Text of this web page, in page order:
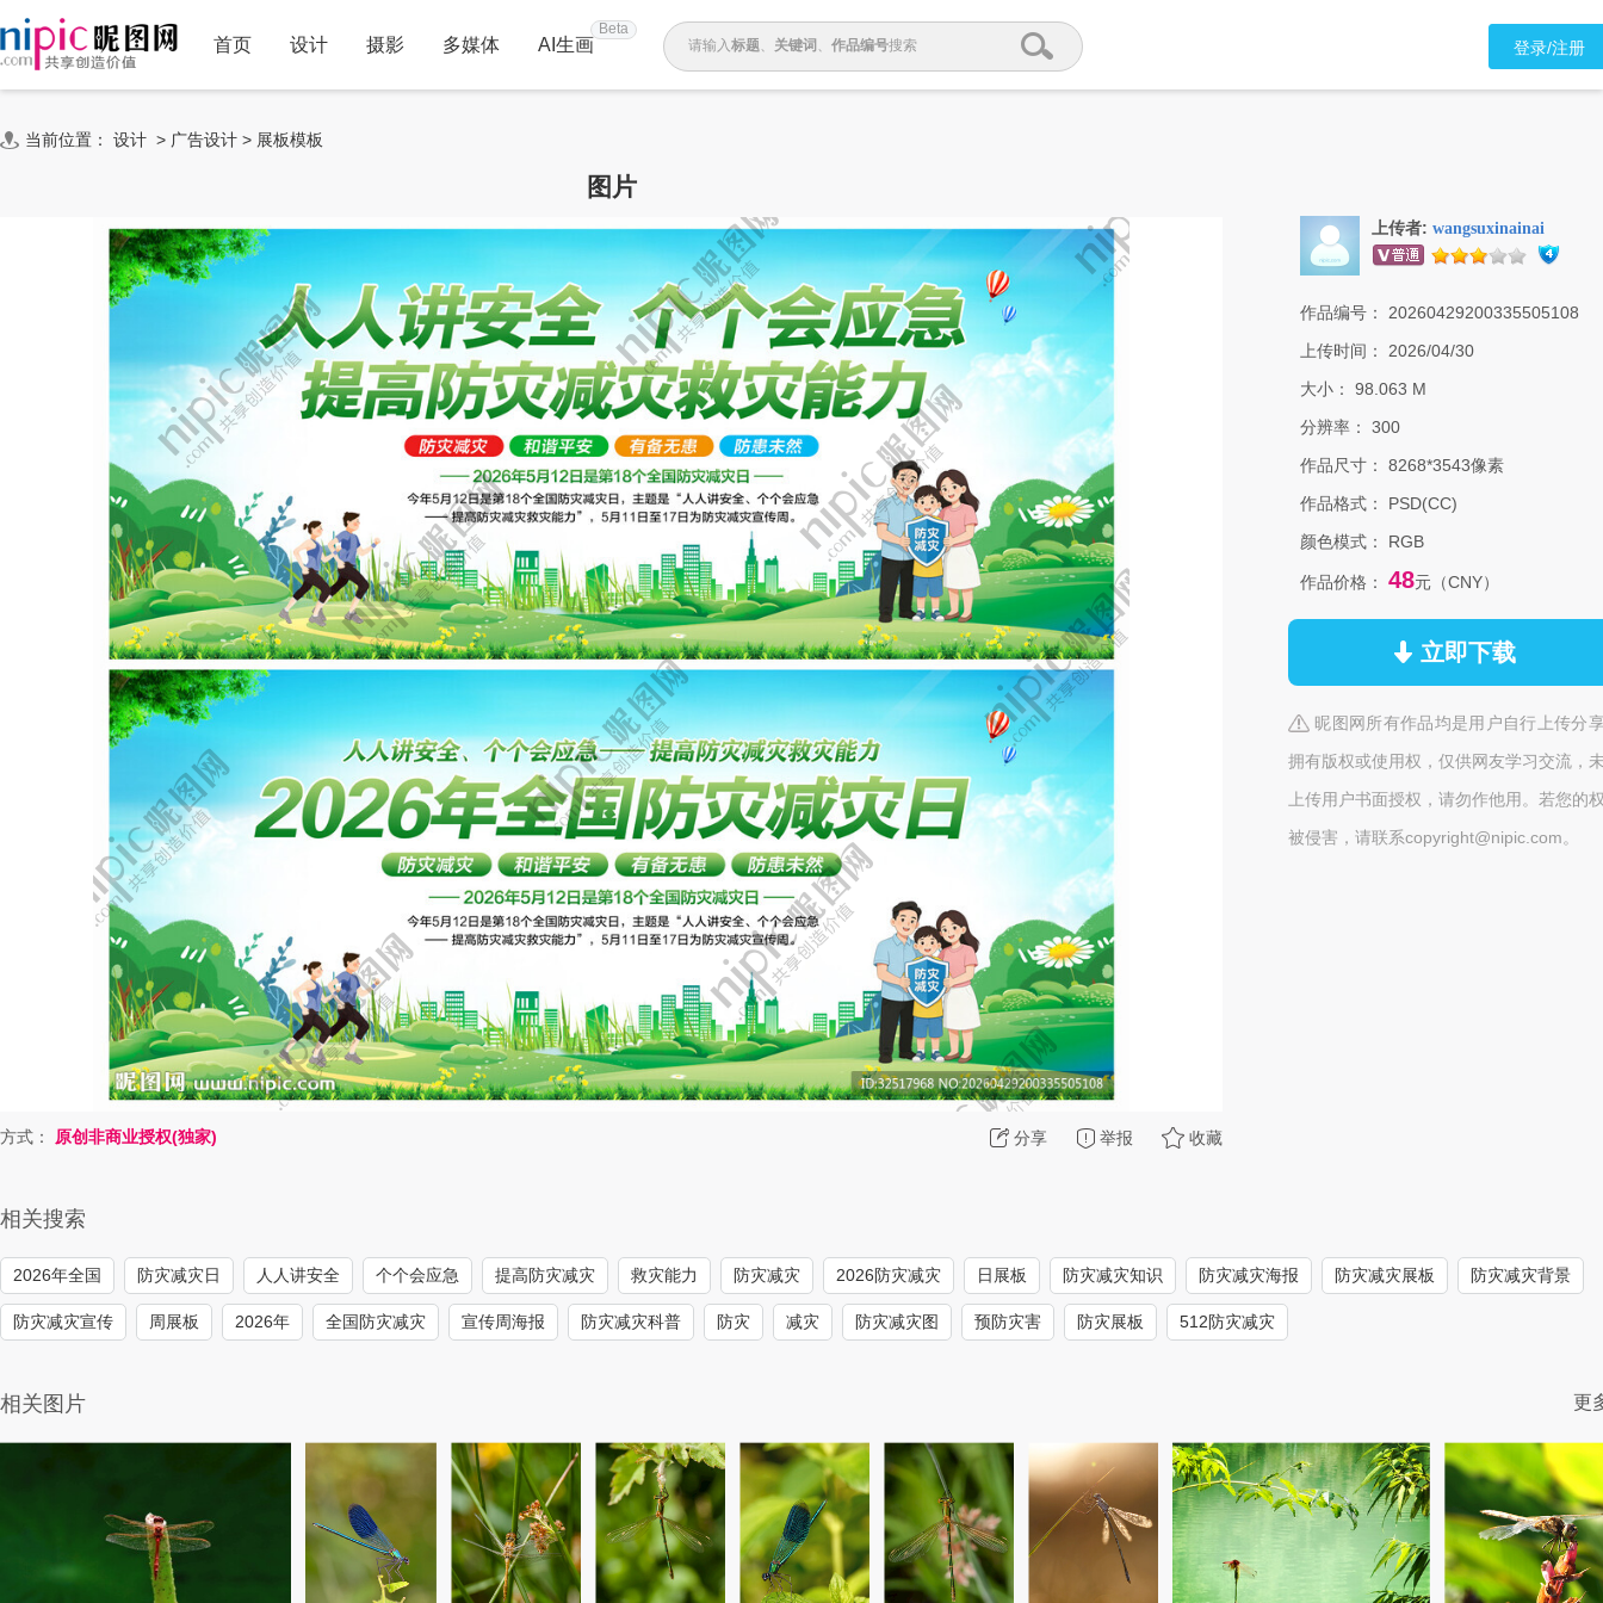
首页 设计 摄影 多媒体 AI生画
Beta
请输入标题、 关键词 、 作品编号搜索 登录/注册
当前位置： 设计 > 广告设计 > 展板模板
图片
分享 举报 收藏
方式： 原创非商业授权(独家)
上传者: wangsuxinainai
作品编号：
20260429200335505108
上传时间：
2026/04/30
大小：
98.063 M
分辨率：
300
作品尺寸：
8268*3543像素
作品格式：
PSD(CC)
颜色模式：
RGB
作品价格： 48元（CNY）
立即下载
昵图网所有作品均是用户自行上传分
拥有版权或使用权，仅供网友学习交流，
上传用户书面授权，请勿作他用。若您的
被侵害，请联系copyright@nipic.com。
相关搜索
2026年全国 防灾减灾日 人人讲安全 个个会应急 提高防灾减灾 救灾能力 防灾减灾 2026防灾减灾 日展板 防灾减灾知识 防灾减灾海报 防灾减灾展板 防灾减灾背景
防灾减灾宣传 周展板 2026年 全国防灾减灾 宣传周海报 防灾减灾科普 防灾 减灾 防灾减灾图 预防灾害 防灾展板 512防灾减灾
相关图片 更